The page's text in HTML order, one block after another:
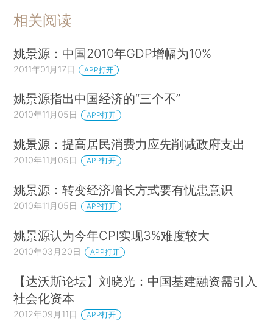
相关阅读
姚景源：中国2010年GDP增幅为10%
2011年01月17日 APP打开
姚景源指出中国经济的“三个不”
2010年11月05日 APP打开
姚景源：提高居民消费力应先削减政府支出
2010年11月05日 APP打开
姚景源：转变经济增长方式要有忧患意识
2010年11月05日 APP打开
姚景源认为今年CPI实现3%难度较大
2010年03月20日 APP打开
【达沃斯论坛】刘晓光：中国基建融资需引入
社会化资本
2012年09月11日 APP打开